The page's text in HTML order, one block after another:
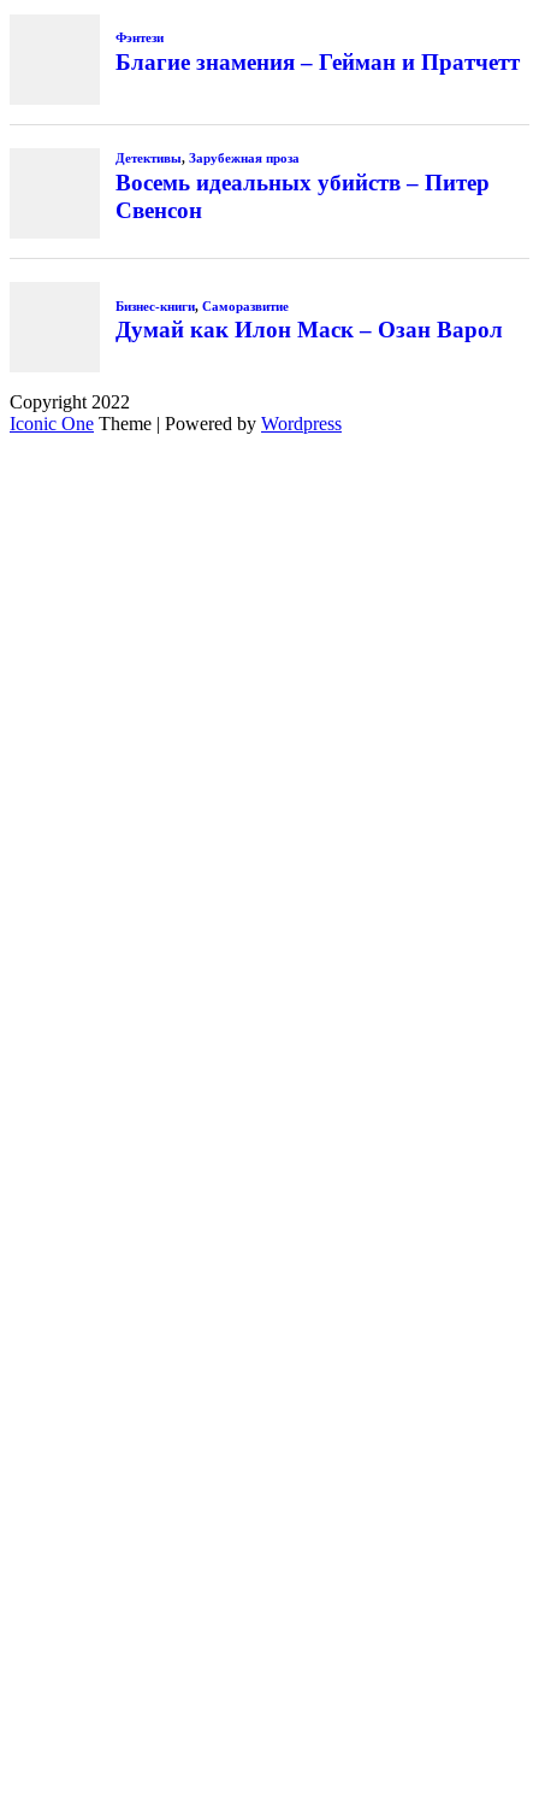
Фэнтези
Благие знамения – Гейман и Пратчетт
Детективы, Зарубежная проза
Восемь идеальных убийств – Питер
Свенсон
Бизнес-книги, Саморазвитие
Думай как Илон Маск – Озан Варол
Copyright 2022
Iconic One Theme | Powered by Wordpress